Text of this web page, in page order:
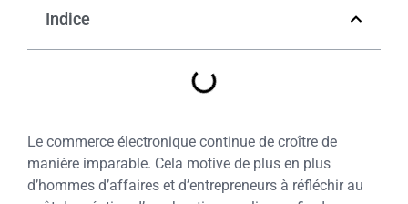
Indice
Le commerce électronique continue de croître de
manière imparable. Cela motive de plus en plus
d’hommes d’affaires et d’entrepreneurs à réfléchir au